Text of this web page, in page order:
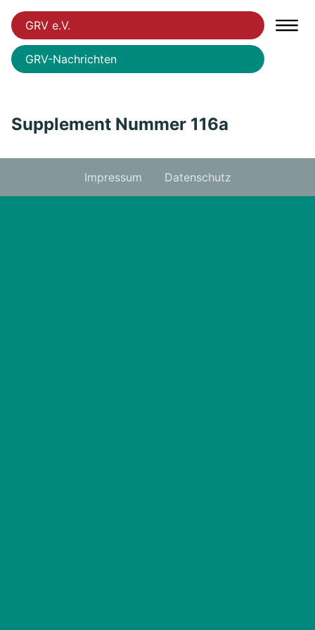
GRV e.V.
GRV-Nachrichten
Supplement Nummer 116a
Impressum Datenschutz